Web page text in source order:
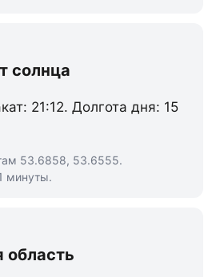
солнца
21:12. Долгота дня: 15
53.6858, 53.6555.
минуты.
область